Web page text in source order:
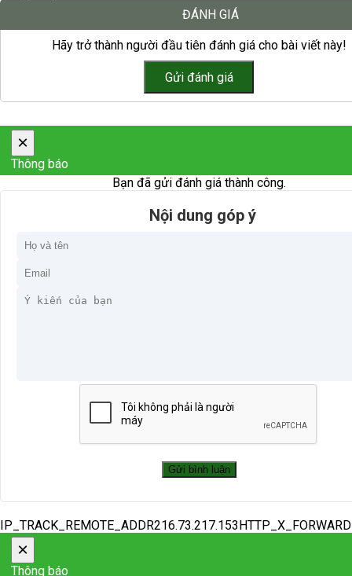
ĐÁNH GIÁ
Hãy trở thành người đầu tiên đánh giá cho bài viết này!
×
Thông báo
Bạn đã gửi đánh giá thành công.
Nội dung góp ý
×
Thông báo